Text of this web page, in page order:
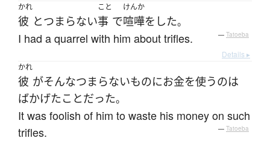
かれ
彼 とつまらない
こと
事 で
けんか
喧嘩を した。
I had a quarrel with him about trifles. — Tatoeba
Details ▸
かれ
彼 がそんなつまらないものにお金を使うのは
ばかげたことだった。
It was foolish of him to waste his money on such
trifles.
— Tatoeba